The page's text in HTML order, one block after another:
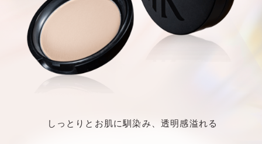
しっとりとお肌に馴染み、透明感溢れる